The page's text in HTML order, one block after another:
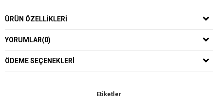
ÜRÜN ÖZELLIKLERI
YORUMLAR(0)
ÖDEME SEÇENEKLERI
Etiketler